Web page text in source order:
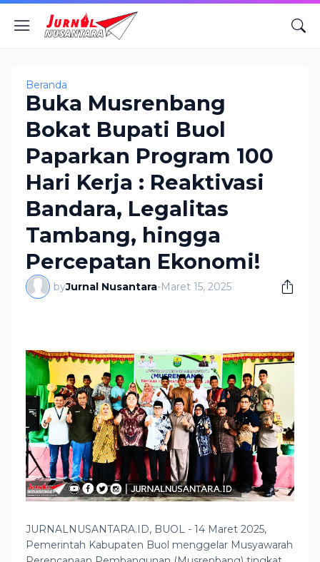
Beranda
Buka Musrenbang
Bokat Bupati Buol
Paparkan Program 100
Hari Kerja : Reaktivasi
Bandara, Legalitas
Tambang, hingga
Percepatan Ekonomi!
byJurnal Nusantara-Maret 15, 2025
JURNALNUSANTARA.ID, BUOL - 14 Maret 2025,
Pemerintah Kabupaten Buol menggelar Musyawarah